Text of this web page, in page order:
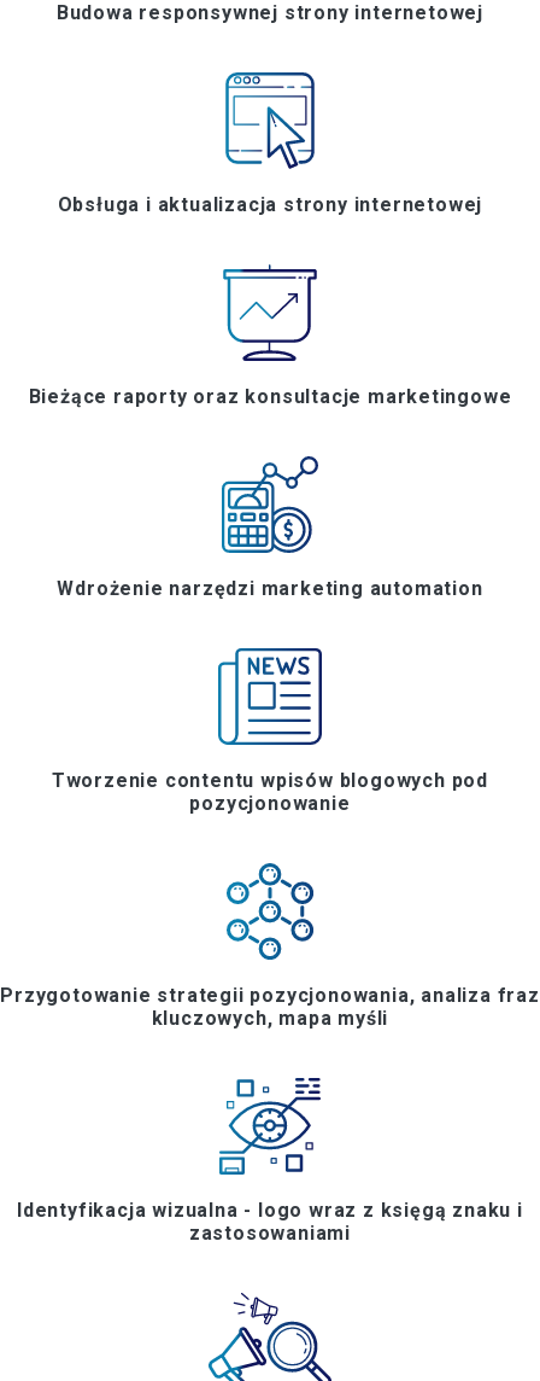
Budowa responsywnej strony internetowej
Obsługa i aktualizacja strony internetowej
Bieżące raporty oraz konsultacje marketingowe
Wdrożenie narzędzi marketing automation
Tworzenie contentu wpisów blogowych pod
pozycjonowanie
Przygotowanie strategii pozycjonowania, analiza fraz
kluczowych, mapa myśli
Identyfikacja wizualna - logo wraz z księgą znaku i
zastosowaniami